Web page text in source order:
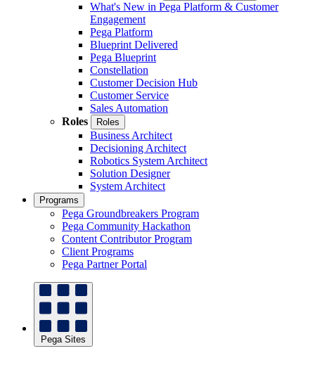
What's New in Pega Platform & Customer
Engagement
Pega Platform
Blueprint Delivered
Pega Blueprint
Constellation
Customer Decision Hub
Customer Service
Sales Automation
Roles
Roles
Business Architect
Decisioning Architect
Robotics System Architect
Solution Designer
System Architect
Programs
Pega Groundbreakers Program
Pega Community Hackathon
Content Contributor Program
Client Programs
Pega Partner Portal
Pega Sites